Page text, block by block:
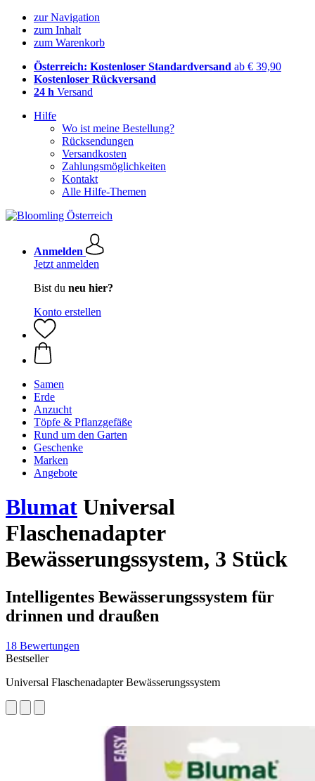
zur Navigation
zum Inhalt
zum Warenkorb
Österreich: Kostenloser Standardversand ab € 39,90
Kostenloser Rückversand
24 h Versand
Hilfe
Wo ist meine Bestellung?
Rücksendungen
Versandkosten
Zahlungsmöglichkeiten
Kontakt
Alle Hilfe-Themen
Anmelden
Jetzt anmelden
Bist du neu hier?
Konto erstellen
Samen
Erde
Anzucht
Töpfe & Pflanzgefäße
Rund um den Garten
Geschenke
Marken
Angebote
Blumat Universal
Flaschenadapter
Bewässerungssystem, 3 Stück
Intelligentes Bewässerungssystem für
drinnen und draußen
18 Bewertungen
Bestseller
Universal Flaschenadapter Bewässerungssystem